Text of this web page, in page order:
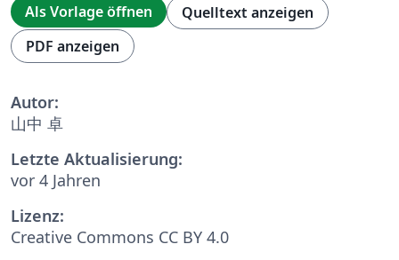
Als Vorlage öffnen
Quelltext anzeigen
PDF anzeigen
Autor:
山中 卓
Letzte Aktualisierung:
vor 4 Jahren
Lizenz:
Creative Commons CC BY 4.0